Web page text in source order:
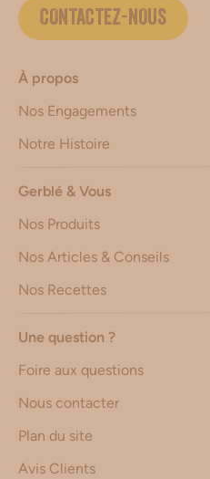
CONTACTEZ-NOUS
À propos
Nos Engagements
Notre Histoire
Gerblé & Vous
Nos Produits
Nos Articles & Conseils
Nos Recettes
Une question ?
Foire aux questions
Nous contacter
Plan du site
Avis Clients